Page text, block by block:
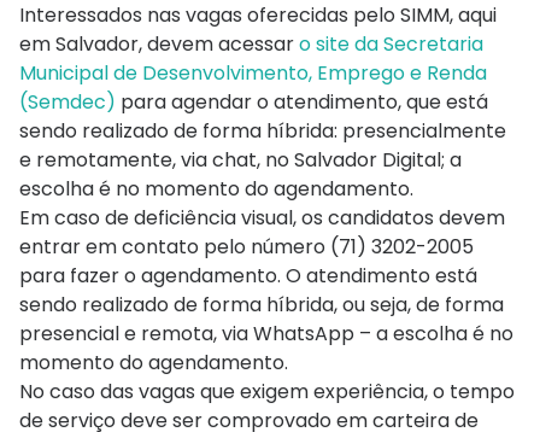
Interessados nas vagas oferecidas pelo SIMM, aqui
em Salvador, devem acessaro site da Secretaria
Municipal de Desenvolvimento, Emprego e Renda
(Semdec) para agendar o atendimento, que está
sendo realizado de forma híbrida: presencialmente
e remotamente, via chat, no Salvador Digital; a
escolha é no momento do agendamento.
Em caso de deficiência visual, os candidatos devem
entrar em contato pelo número (71) 3202-2005
para fazer o agendamento. O atendimento está
sendo realizado de forma híbrida, ou seja, de forma
presencial e remota, via WhatsApp – a escolha é no
momento do agendamento.
No caso das vagas que exigem experiência, o tempo
de serviço deve ser comprovado em carteira de